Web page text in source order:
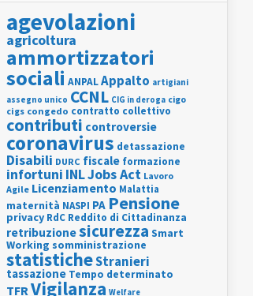
agevolazioni
agricoltura
ammortizzatori
sociali ANPALAppalto artigiani
assegno unico CCNL CIG in deroga cigo
cigs congedo contratto collettivo
contributi controversie
coronavirus detassazione
Disabili DURC fiscale formazione
infortuni INLJobs Act Lavoro
Agile Licenziamento Malattia
maternità NASPI PA Pensione
privacy RdC Reddito di Cittadinanza
retribuzionesicurezza Smart
Working somministrazione
statisticheStranieri
tassazione Tempo determinato
TFRVigilanza Welfare